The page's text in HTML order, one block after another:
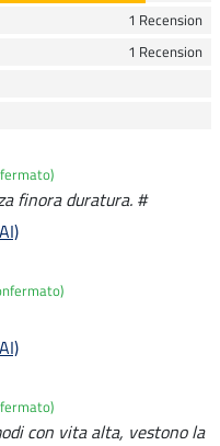
1 Recension
1 Recension
finora duratura. #
con vita alta, vestono la